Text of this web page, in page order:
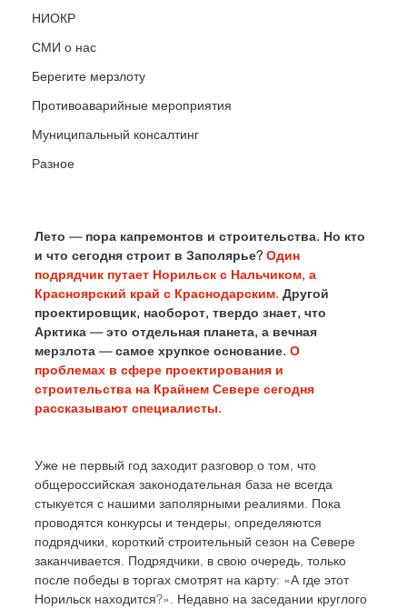
НИОКР
СМИ о нас
Берегите мерзлоту
Противоаварийные мероприятия
Муниципальный консалтинг
Разное
Лето — пора капремонтов и строительства. Но кто
и что сегодня строит в Заполярье? Один
подрядчик путает Норильск с Нальчиком, а
Красноярский край с Краснодарским. Другой
проектировщик, наоборот, твердо знает, что
Арктика — это отдельная планета, а вечная
мерзлота — самое хрупкое основание. О
проблемах в сфере проектирования и
строительства на Крайнем Севере сегодня
рассказывают специалисты.
Уже не первый год заходит разговор о том, что
общероссийская законодательная база не всегда
стыкуется с нашими заполярными реалиями. Пока
проводятся конкурсы и тендеры, определяются
подрядчики, короткий строительный сезон на Севере
заканчивается. Подрядчики, в свою очередь, только
после победы в торгах смотрят на карту: «А где этот
Норильск находится?». Недавно на заседании круглого